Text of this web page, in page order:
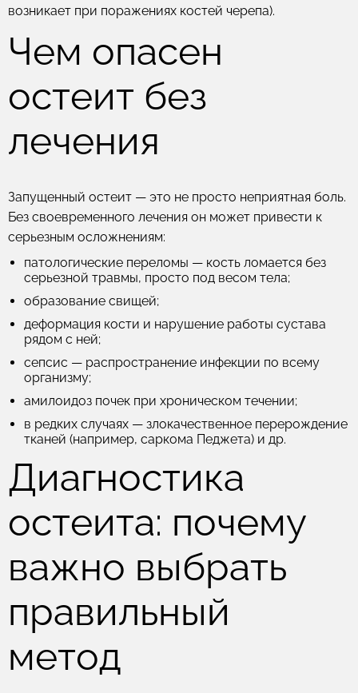
возникает при поражениях костей черепа).
Чем опасен
остеит без
лечения
Запущенный остеит — это не просто неприятная боль.
Без своевременного лечения он может привести к
серьезным осложнениям:
патологические переломы — кость ломается без
серьезной травмы, просто под весом тела;
образование свищей;
деформация кости и нарушение работы сустава
рядом с ней;
сепсис — распространение инфекции по всему
организму;
амилоидоз почек при хроническом течении;
в редких случаях — злокачественное перерождение
тканей (например, саркома Педжета) и др.
Диагностика
остеита: почему
важно выбрать
правильный
метод